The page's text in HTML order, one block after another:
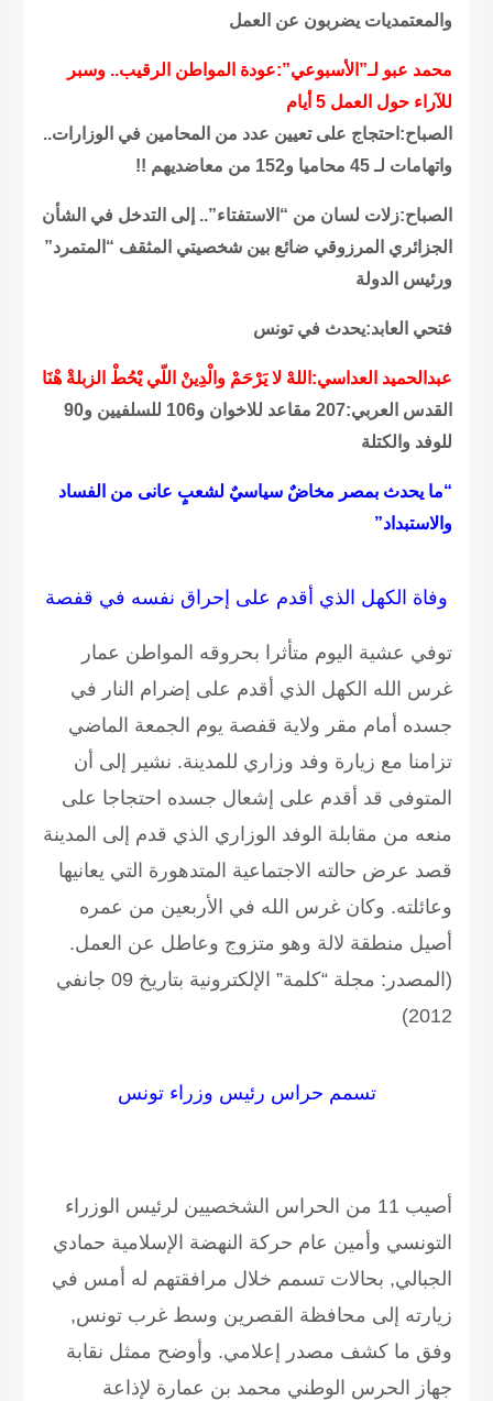
والمعتمديات يضربون عن العمل
محمد عبو لـ”الأسبوعي”:عودة المواطن الرقيب.. وسبر
للآراء حول العمل 5 أيام
الصباح:احتجاج على تعيين عدد من المحامين في الوزارات..
واتهامات لـ 45 محاميا و152 من معاضديهم !!
الصباح:زلات لسان من “الاستفتاء”.. إلى التدخل في الشأن
الجزائري المرزوقي ضائع بين شخصيتي المثقف “المتمرد”
ورئيس الدولة
فتحي العابد:يحدث في تونس
عبدالحميد العداسي:اللهْ لا يَرْحَمْ والْدِينْ اللّي يْحُطْ الزبلةْ هْنَا
القدس العربي:207 مقاعد للاخوان و106 للسلفيين و90
للوفد والكتلة
“ما يحدث بمصر مخاضٌ سياسيٌ لشعبٍ عانى من الفساد
والاستبداد”
وفاة الكهل الذي أقدم على إحراق نفسه في قفصة
توفي عشية اليوم متأثرا بحروقه المواطن عمار
غرس الله الكهل الذي أقدم على إضرام النار في
جسده أمام مقر ولاية قفصة يوم الجمعة الماضي
تزامنا مع زيارة وفد وزاري للمدينة. نشير إلى أن
المتوفى قد أقدم على إشعال جسده احتجاجا على
منعه من مقابلة الوفد الوزاري الذي قدم إلى المدينة
قصد عرض حالته الاجتماعية المتدهورة التي يعانيها
وعائلته. وكان غرس الله في الأربعين من عمره
أصيل منطقة لالة وهو متزوج وعاطل عن العمل.
(المصدر: مجلة “كلمة” الإلكترونية بتاريخ 09 جانفي
2012)
تسمم حراس رئيس وزراء تونس
أصيب 11 من الحراس الشخصيين لرئيس الوزراء
التونسي وأمين عام حركة النهضة الإسلامية حمادي
الجبالي, بحالات تسمم خلال مرافقتهم له أمس في
زيارته إلى محافظة القصرين وسط غرب تونس,
وفق ما كشف مصدر إعلامي. وأوضح ممثل نقابة
جهاز الحرس الوطني محمد بن عمارة لإذاعة